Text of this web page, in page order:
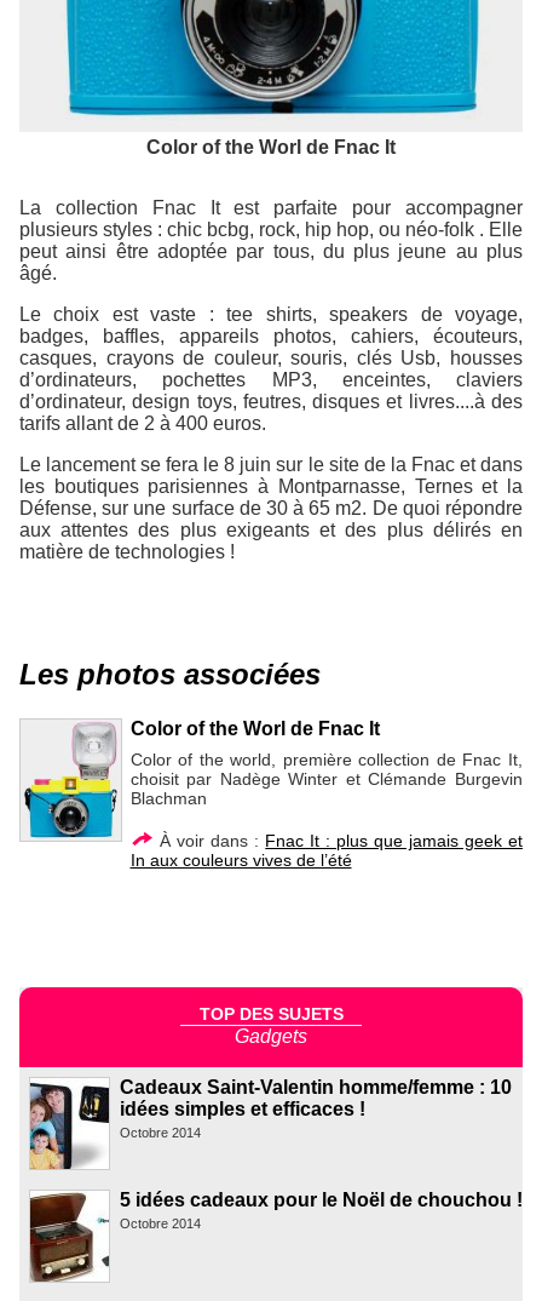
Color of the Worl de Fnac It
La collection Fnac It est parfaite pour accompagner
plusieurs styles : chic bcbg, rock, hip hop, ou néo-folk . Elle
peut ainsi être adoptée par tous, du plus jeune au plus
âgé.
Le choix est vaste : tee shirts, speakers de voyage,
badges, baffles, appareils photos, cahiers, écouteurs,
casques, crayons de couleur, souris, clés Usb, housses
d’ordinateurs, pochettes MP3, enceintes, claviers
d’ordinateur, design toys, feutres, disques et livres....à des
tarifs allant de 2 à 400 euros.
Le lancement se fera le 8 juin sur le site de la Fnac et dans
les boutiques parisiennes à Montparnasse, Ternes et la
Défense, sur une surface de 30 à 65 m2. De quoi répondre
aux attentes des plus exigeants et des plus délirés en
matière de technologies !
Les photos associées
Color of the Worl de Fnac It
Color of the world, première collection de Fnac It,
choisit par Nadège Winter et Clémande Burgevin
Blachman
À voir dans : Fnac It : plus que jamais geek et
In aux couleurs vives de l’été
TOP DES SUJETS
Gadgets
Cadeaux Saint-Valentin homme/femme : 10
idées simples et efficaces !
Octobre 2014
5 idées cadeaux pour le Noël de chouchou !
Octobre 2014